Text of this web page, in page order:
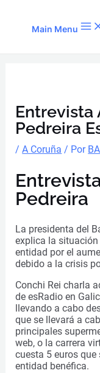
Main Menu
Entrevista
Pedreira
/A Coruña / Por
Pedreira
La presidenta del
explica la
entidad por el
debido a la crisis
Conchi Rei charla
de esRadio en
llevando a cabo
que se llevará a
principales
web, o la carrera
cuesta 5 euros
entidad benéfica.